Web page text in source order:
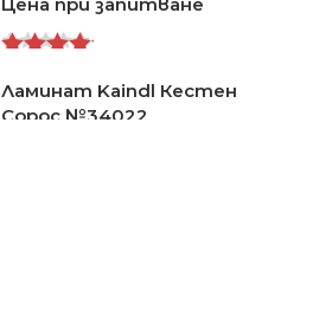
5.00out
Ламинат Kaindl Кестен
Сорос №34022